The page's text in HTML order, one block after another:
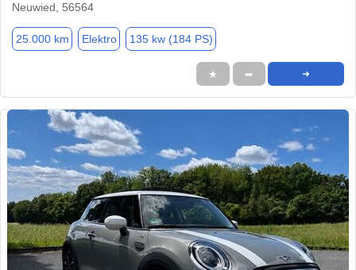
Neuwied, 56564
25.000 km Elektro 135 kw (184 PS)
★ ➦ ➜